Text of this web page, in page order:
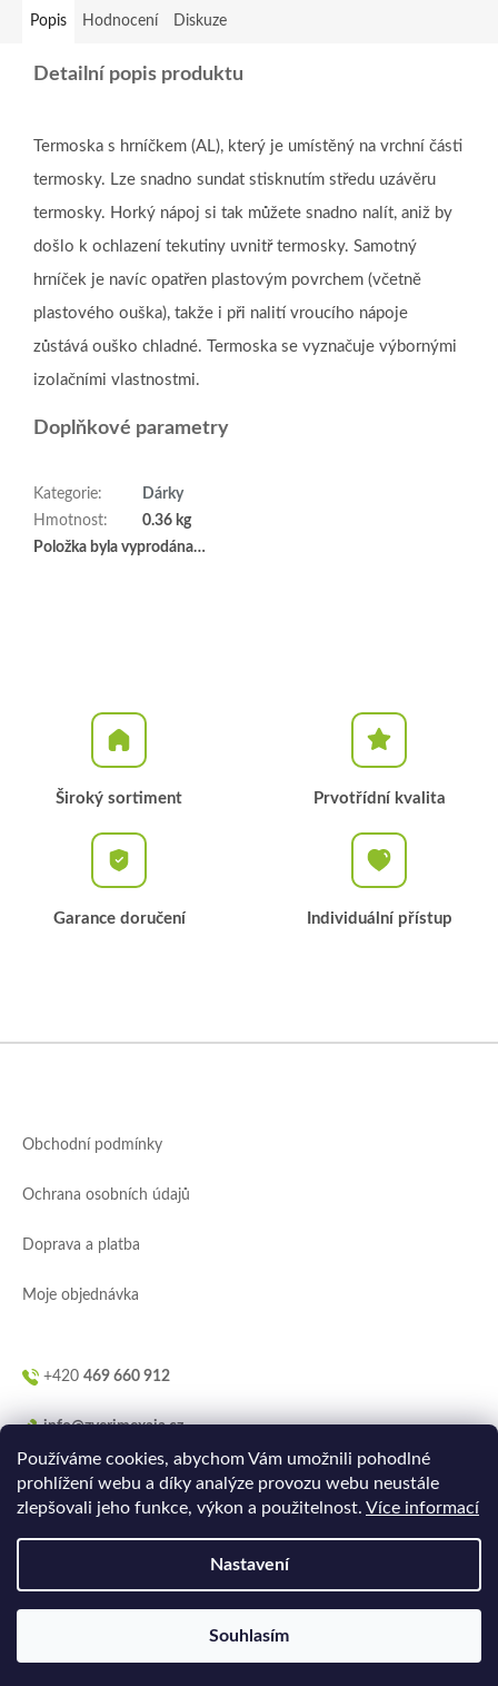
Používáme cookies, abychom Vám umožnili pohodlné
prohlížení webu a díky analýze provozu webu neustále
zlepšovali jeho funkce, výkon a použitelnost. Více informací
Nastavení
Souhlasím
Popis Hodnocení Diskuze
Detailní popis produktu
Termoska s hrníčkem (AL), který je umístěný na vrchní části
termosky. Lze snadno sundat stisknutím středu uzávěru
termosky. Horký nápoj si tak můžete snadno nalít, aniž by
došlo k ochlazení tekutiny uvnitř termosky. Samotný
hrníček je navíc opatřen plastovým povrchem (včetně
plastového ouška), takže i při nalití vroucího nápoje
zůstává ouško chladné. Termoska se vyznačuje výbornými
izolačními vlastnostmi.
Doplňkové parametry
Kategorie:
Dárky
Hmotnost:
0.36 kg
Položka byla vyprodána…
Široký sortiment Prvotřídní kvalita
Garance doručení Individuální přístup
Obchodní podmínky
Ochrana osobních údajů
Doprava a platba
Moje objednávka
+420 469 660 912
info@zverimexaja.cz
VytvořiloLer.studio
ZVERIMEXaJÁ. Všechna práva vyhrazena.